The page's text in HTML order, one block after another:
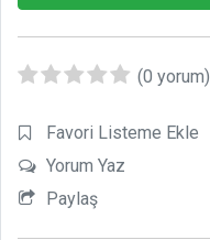
(0 yorum)
Favori Listeme Ekle
Yorum Yaz
Paylaş